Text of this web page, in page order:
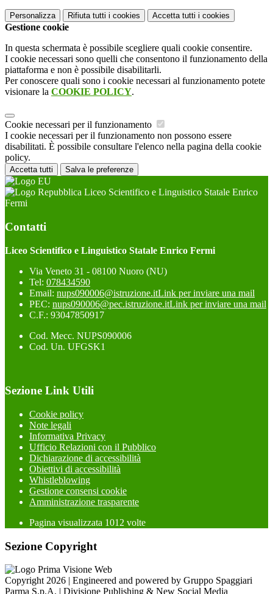
Personalizza Rifiuta tutti i cookies Accetta tutti i cookies
Gestione cookie
In questa schermata è possibile scegliere quali cookie consentire.
I cookie necessari sono quelli che consentono il funzionamento della
piattaforma e non è possibile disabilitarli.
Per conoscere quali sono i cookie necessari al funzionamento potete
visionare la COOKIE POLICY.
Cookie necessari per il funzionamento
I cookie necessari per il funzionamento non possono essere
disabilitati. È possibile consultare l'elenco nella pagina della cookie
policy.
Accetta tutti Salva le preferenze
Liceo Scientifico e Linguistico Statale Enrico
Fermi
Contatti
Liceo Scientifico e Linguistico Statale Enrico Fermi
Via Veneto 31 - 08100 Nuoro (NU)
Tel: 078434590
Email: nups090006@istruzione.itLink per inviare una mail
PEC: nups090006@pec.istruzione.itLink per inviare una mail
C.F.: 93047850917
Cod. Mecc. NUPS090006
Cod. Un. UFGSK1
Sezione Link Utili
Cookie policy
Note legali
Informativa Privacy
Ufficio Relazioni con il Pubblico
Dichiarazione di accessibilità
Obiettivi di accessibilità
Whistleblowing
Gestione consensi cookie
Amministrazione trasparente
Pagina visualizzata 1012 volte
Sezione Copyright
Copyright 2026 | Engineered and powered by Gruppo Spaggiari
Parma S.p.A. | Divisione Publishing & New Social Media